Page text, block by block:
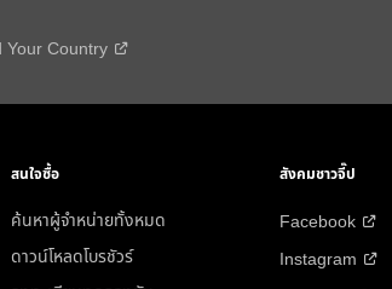
YourCountry
สนใจซื้อ
ค้นหาผู้จำหน่ายทั้งหมด
ดาวน์โหลดโบรชัวร์
สังคมชาวจี๊ป
Facebook
Instagram